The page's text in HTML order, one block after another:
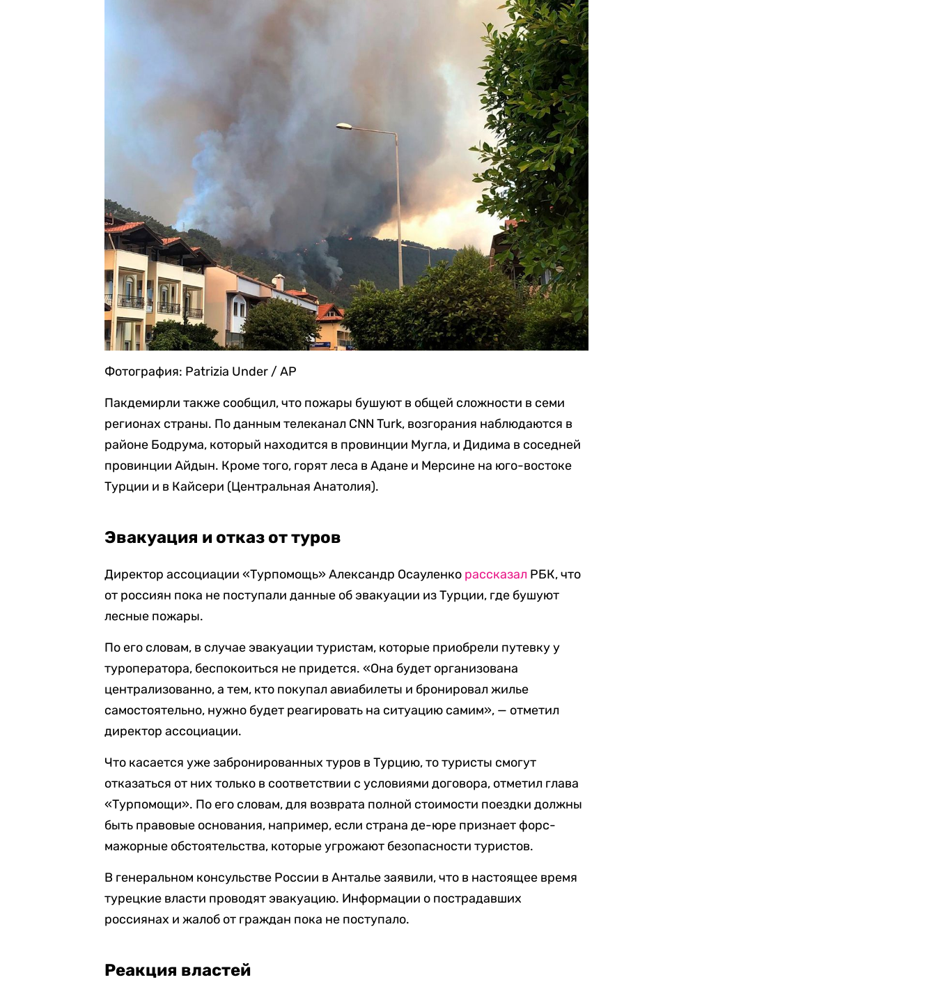
Фотография: Patrizia Under / AP
Пакдемирли также сообщил, что пожары бушуют в общей сложности в семи
регионах страны. По данным телеканал CNN Turk, возгорания наблюдаются в
районе Бодрума, который находится в провинции Мугла, и Дидима в соседней
провинции Айдын. Кроме того, горят леса в Адане и Мерсине на юго-востоке
Турции и в Кайсери (Центральная Анатолия).
Эвакуация и отказ от туров
Директор ассоциации «Турпомощь» Александр Осауленко рассказал РБК, что
от россиян пока не поступали данные об эвакуации из Турции, где бушуют
лесные пожары.
По его словам, в случае эвакуации туристам, которые приобрели путевку у
туроператора, беспокоиться не придется. «Она будет организована
централизованно, а тем, кто покупал авиабилеты и бронировал жилье
самостоятельно, нужно будет реагировать на ситуацию самим», — отметил
директор ассоциации.
Что касается уже забронированных туров в Турцию, то туристы смогут
отказаться от них только в соответствии с условиями договора, отметил глава
«Турпомощи». По его словам, для возврата полной стоимости поездки должны
быть правовые основания, например, если страна де-юре признает форс-
мажорные обстоятельства, которые угрожают безопасности туристов.
В генеральном консульстве России в Анталье заявили, что в настоящее время
турецкие власти проводят эвакуацию. Информации о пострадавших
россиянах и жалоб от граждан пока не поступало.
Реакция властей